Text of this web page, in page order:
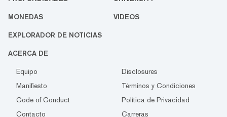
MONEDAS VIDEOS
EXPLORADOR DE NOTICIAS
ACERCA DE
Equipo
Disclosures
Manifiesto
Términos y Condiciones
Code of Conduct
Política de Privacidad
Contacto
Carreras